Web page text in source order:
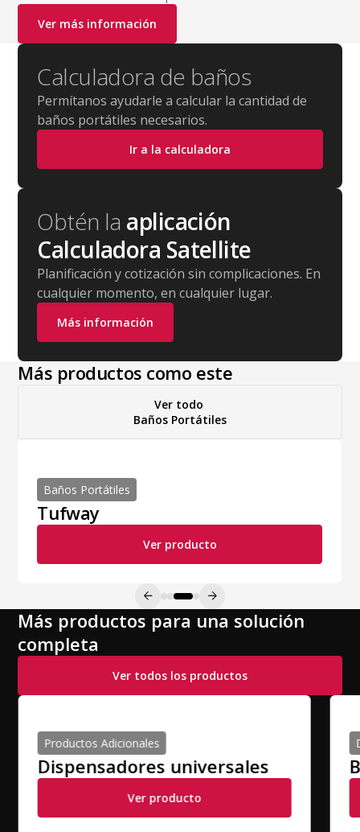
Ver más información
Calculadora de baños
Permítanos ayudarle a calcular la cantidad de
baños portátiles necesarios.
Ir a la calculadora
Obtén la aplicación
Calculadora Satellite
Planificación y cotización sin complicaciones. En
cualquier momento, en cualquier lugar.
Más información
Más productos como este
Ver todo
Baños Portátiles
Baños Portátiles
Maxim 2000
Ver producto
Más productos para una solución
completa
Ver todos los productos
Desodorizantes y Consumibles
Bloqueos urinarios
Ver producto